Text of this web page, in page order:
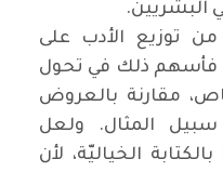
البشريين.
توزيع الأدب على
فأسهم ذلك في تحول
مقارنة بالعروض
المثال. ولعل
الخياليّة، لأن